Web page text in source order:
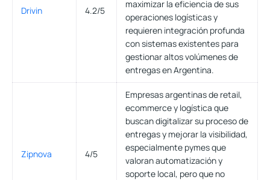
Drivin 4.2/5
maximizar la eficiencia de sus
operaciones logísticas y
requieren integración profunda
con sistemas existentes para
gestionar altos volúmenes de
entregas en Argentina.
Zipnova 4/5
Empresas argentinas de retail,
ecommerce y logística que
buscan digitalizar su proceso de
entregas y mejorar la visibilidad,
especialmente pymes que
valoran automatización y
soporte local, pero que no